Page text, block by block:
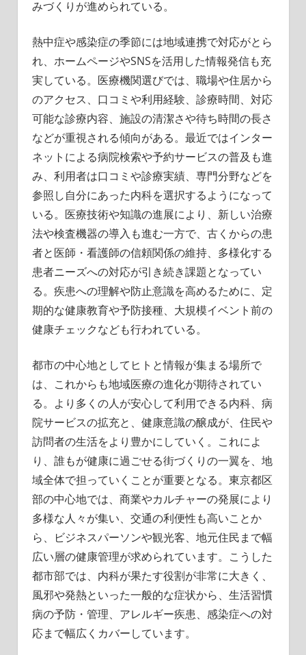
みづくりが進められている。
熱中症や感染症の季節には地域連携で対応がとら
れ、ホームページやSNSを活用した情報発信も充
実している。医療機関選びでは、職場や住居から
のアクセス、口コミや利用経験、診療時間、対応
可能な診療内容、施設の清潔さや待ち時間の長さ
などが重視される傾向がある。最近ではインター
ネットによる病院検索や予約サービスの普及も進
み、利用者は口コミや診療実績、専門分野などを
参照し自分にあった内科を選択するようになって
いる。医療技術や知識の進展により、新しい治療
法や検査機器の導入も進む一方で、古くからの患
者と医師・看護師の信頼関係の維持、多様化する
患者ニーズへの対応が引き続き課題となってい
る。疾患への理解や防止意識を高めるために、定
期的な健康教育や予防接種、大規模イベント前の
健康チェックなども行われている。
都市の中心地としてヒトと情報が集まる場所で
は、これからも地域医療の進化が期待されてい
る。より多くの人が安心して利用できる内科、病
院サービスの拡充と、健康意識の醸成が、住民や
訪問者の生活をより豊かにしていく。これによ
り、誰もが健康に過ごせる街づくりの一翼を、地
域全体で担っていくことが重要となる。東京都区
部の中心地では、商業やカルチャーの発展により
多様な人々が集い、交通の利便性も高いことか
ら、ビジネスパーソンや観光客、地元住民まで幅
広い層の健康管理が求められています。こうした
都市部では、内科が果たす役割が非常に大きく、
風邪や発熱といった一般的な症状から、生活習慣
病の予防・管理、アレルギー疾患、感染症への対
応まで幅広くカバーしています。